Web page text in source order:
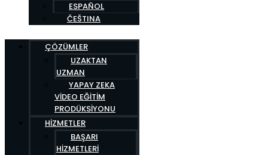
ESPAÑOL
ČEŠTINA
ÇÖZÜMLER
UZAKTAN
UZMAN
YAPAY ZEKA
VIDEO EĞITIM
PRODÜKSIYONU
HIZMETLER
BAŞARI
HIZMETLERI